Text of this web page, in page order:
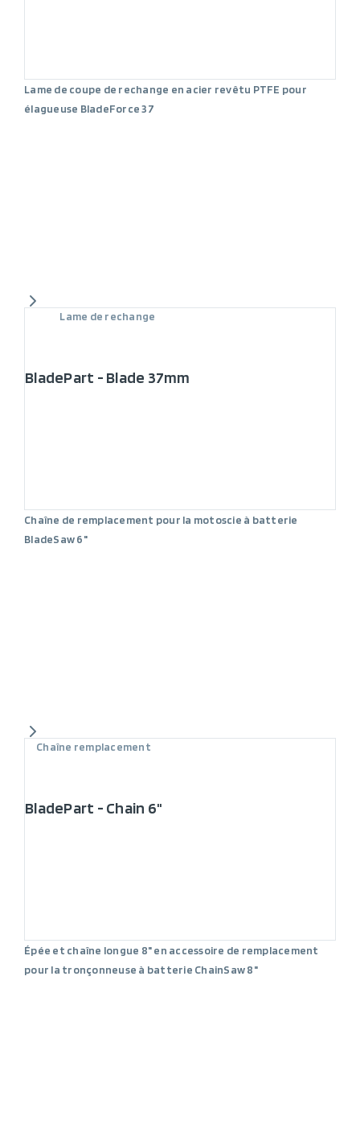
Lame de coupe de rechange en acier revêtu PTFE pour
élagueuse BladeForce 37
Lame de rechange
BladePart - Blade 37mm
Chaîne de remplacement pour la motoscie à batterie
BladeSaw 6"
Chaîne remplacement
BladePart - Chain 6"
Épée et chaîne longue 8" en accessoire de remplacement
pour la tronçonneuse à batterie ChainSaw 8"